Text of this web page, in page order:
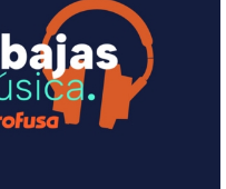
con Sequra
18 meses por una
con Sequra